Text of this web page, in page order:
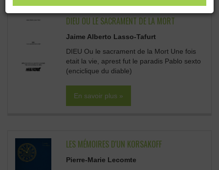
DIEU OU LE SACRAMENT DE LA MORT
Jaime Alberto Lasso-Tafurt
DIEU Ou le sacrament de la Mort Une fois
etait la vie, aprest fut le paradis Pablo sexto
(enciclique du diable)
En savoir plus »
LES MÉMOIRES D'UN KORSAKOFF
Pierre-Marie Lecomte